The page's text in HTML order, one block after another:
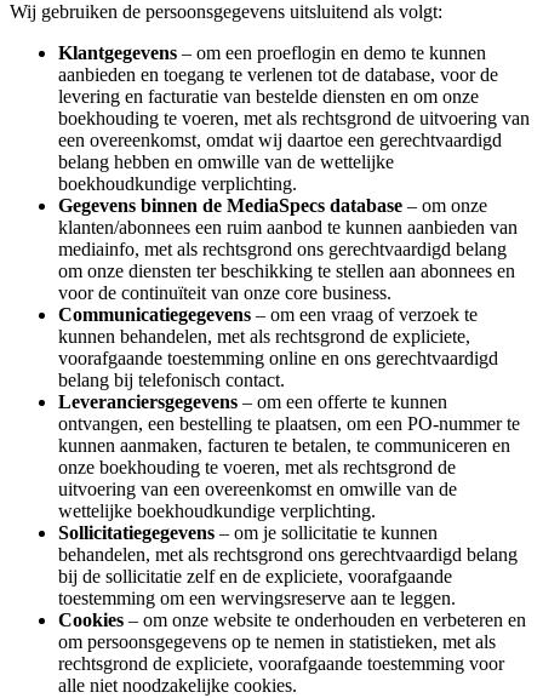
Wij gebruiken de persoonsgegevens uitsluitend als volgt:
Klantgegevens – om een proeflogin en demo te kunnen
aanbieden en toegang te verlenen tot de database, voor de
levering en facturatie van bestelde diensten en om onze
boekhouding te voeren, met als rechtsgrond de uitvoering van
een overeenkomst, omdat wij daartoe een gerechtvaardigd
belang hebben en omwille van de wettelijke
boekhoudkundige verplichting.
Gegevens binnen de MediaSpecs database – om onze
klanten/abonnees een ruim aanbod te kunnen aanbieden van
mediainfo, met als rechtsgrond ons gerechtvaardigd belang
om onze diensten ter beschikking te stellen aan abonnees en
voor de continuïteit van onze core business.
Communicatiegegevens – om een vraag of verzoek te
kunnen behandelen, met als rechtsgrond de expliciete,
voorafgaande toestemming online en ons gerechtvaardigd
belang bij telefonisch contact.
Leveranciersgegevens – om een offerte te kunnen
ontvangen, een bestelling te plaatsen, om een PO-nummer te
kunnen aanmaken, facturen te betalen, te communiceren en
onze boekhouding te voeren, met als rechtsgrond de
uitvoering van een overeenkomst en omwille van de
wettelijke boekhoudkundige verplichting.
Sollicitatiegegevens – om je sollicitatie te kunnen
behandelen, met als rechtsgrond ons gerechtvaardigd belang
bij de sollicitatie zelf en de expliciete, voorafgaande
toestemming om een wervingsreserve aan te leggen.
Cookies – om onze website te onderhouden en verbeteren en
om persoonsgegevens op te nemen in statistieken, met als
rechtsgrond de expliciete, voorafgaande toestemming voor
alle niet noodzakelijke cookies.